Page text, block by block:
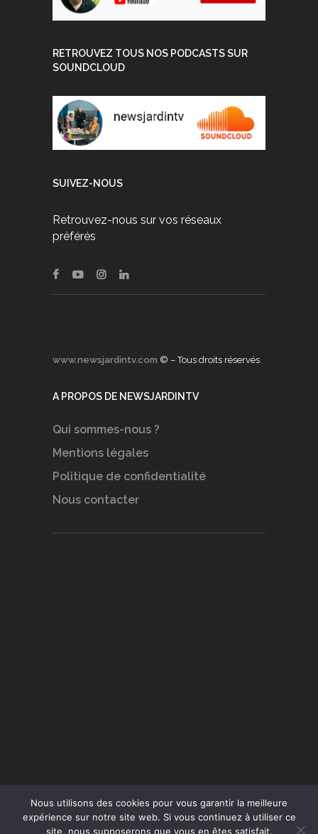
RETROUVEZ TOUS NOS PODCASTS SUR
SOUNDCLOUD
SUIVEZ-NOUS
Retrouvez-nous sur vos réseaux
préférés
www.newsjardintv.com © – Tous droits réservés
A PROPOS DE NEWSJARDINTV
Qui sommes-nous ?
Mentions légales
Politique de confidentialité
Nous contacter
Nous utilisons des cookies pour vous garantir la meilleure
expérience sur notre site web. Si vous continuez à utiliser ce
site, nous supposerons que vous en êtes satisfait.